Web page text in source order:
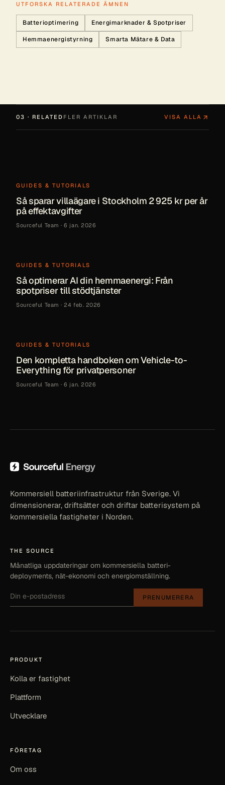
UTFORSKA RELATERADE ÄMNEN
Batterioptimering Energimarknader & Spotpriser
Hemmaenergistyrning Smarta Mätare & Data
03 · RELATED FLER ARTIKLAR VISA ALLA
GUIDES & TUTORIALS
Så sparar villaägare i Stockholm 2 925 kr per år
på effektavgifter
Sourceful Team ·6 jan. 2026
GUIDES & TUTORIALS
Så optimerar AI din hemmaenergi: Från
spotpriser till stödtjänster
Sourceful Team ·24 feb. 2026
GUIDES & TUTORIALS
Den kompletta handboken om Vehicle-to-
Everything för privatpersoner
Sourceful Team ·6 jan. 2026
Kommersiell batteriinfrastruktur från Sverige. Vi
dimensionerar, driftsätter och driftar batterisystem på
kommersiella fastigheter i Norden.
THE SOURCE
Månatliga uppdateringar om kommersiella batteri-
deployments, nät-ekonomi och energiomställning.
PRENUMERERA
PRODUKT
Kolla er fastighet
Plattform
Utvecklare
FÖRETAG
Om oss